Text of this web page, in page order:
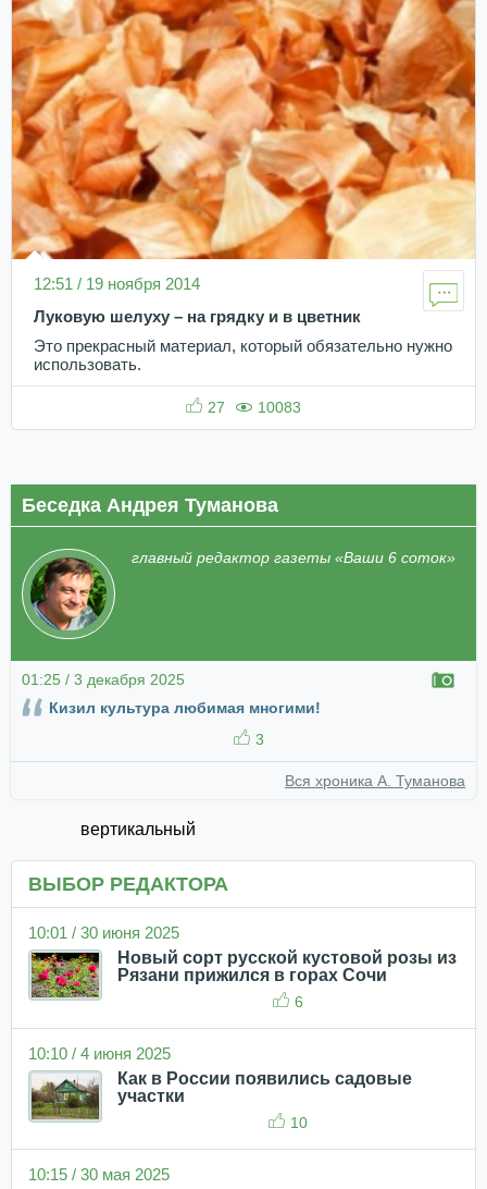
12:51 / 19 ноября 2014
Луковую шелуху – на грядку и в цветник
Это прекрасный материал, который обязательно нужно
использовать.
27 10083
Беседка Андрея Туманова
главный редактор газеты «Ваши 6 соток»
01:25 / 3 декабря 2025
Кизил культура любимая многими!
3
Вся хроника А. Туманова
вертикальный
ВЫБОР РЕДАКТОРА
10:01 / 30 июня 2025
Новый сорт русской кустовой розы из
Рязани прижился в горах Сочи
6
10:10 / 4 июня 2025
Как в России появились садовые
участки
10
10:15 / 30 мая 2025